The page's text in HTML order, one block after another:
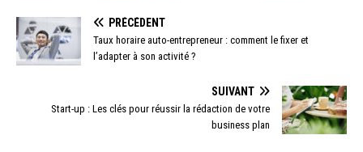
PRÉCÉDENT
Taux horaire auto-entrepreneur : comment le fixer et
l’adapter à son activité ?
SUIVANT
Start-up : Les clés pour réussir la rédaction de votre
business plan